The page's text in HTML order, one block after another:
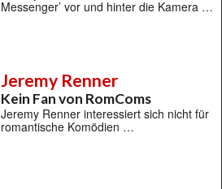
Messenger’ vor und hinter die Kamera …
Jeremy Renner
Kein Fan von RomComs
Jeremy Renner interessiert sich nicht für
romantische Komödien …